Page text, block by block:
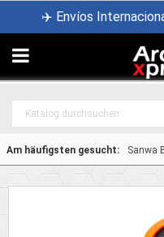
✈️ Envíos

Am häufigsten gesucht: Sanwa